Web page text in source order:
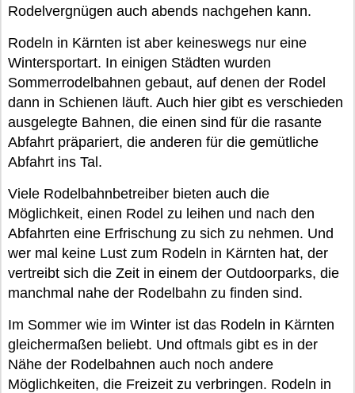
Rodelvergnügen auch abends nachgehen kann.
Rodeln in Kärnten ist aber keineswegs nur eine
Wintersportart. In einigen Städten wurden
Sommerrodelbahnen gebaut, auf denen der Rodel
dann in Schienen läuft. Auch hier gibt es verschieden
ausgelegte Bahnen, die einen sind für die rasante
Abfahrt präpariert, die anderen für die gemütliche
Abfahrt ins Tal.
Viele Rodelbahnbetreiber bieten auch die
Möglichkeit, einen Rodel zu leihen und nach den
Abfahrten eine Erfrischung zu sich zu nehmen. Und
wer mal keine Lust zum Rodeln in Kärnten hat, der
vertreibt sich die Zeit in einem der Outdoorparks, die
manchmal nahe der Rodelbahn zu finden sind.
Im Sommer wie im Winter ist das Rodeln in Kärnten
gleichermaßen beliebt. Und oftmals gibt es in der
Nähe der Rodelbahnen auch noch andere
Möglichkeiten, die Freizeit zu verbringen. Rodeln in